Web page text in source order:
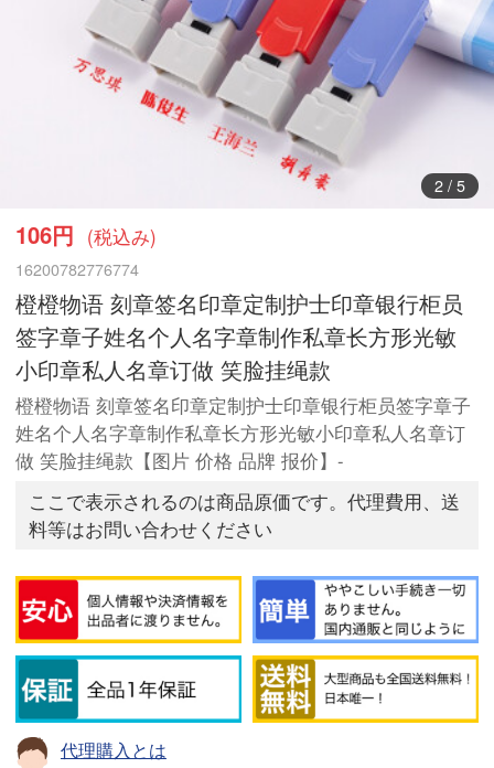
3/ 5
106円 (税込み)
16200782776774
橙橙物语 刻章签名印章定制护士印章银行柜员
签字章子姓名个人名字章制作私章长方形光敏
小印章私人名章订做 笑脸挂绳款
橙橙物语 刻章签名印章定制护士印章银行柜员签字章子
姓名个人名字章制作私章长方形光敏小印章私人名章订
做 笑脸挂绳款【图片 价格 品牌 报价】-
ここで表示されるのは商品原価です。代理費用、送
料等はお問い合わせください
代理購入とは